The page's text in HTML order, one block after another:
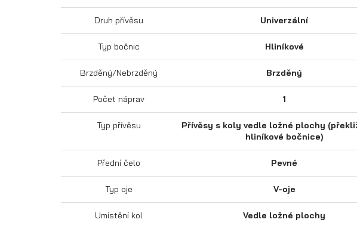
Druh přívěsu Univerzální
Typ bočnic Hliníkové
Brzděný/Nebrzděný Brzděný
Počet náprav 1
Typ přívěsu
Přívěsy s koly vedle ložné plochy
hliníkové bočnice)
Přední čelo Pevné
Typ oje V-oje
Umístění kol Vedle ložné plochy